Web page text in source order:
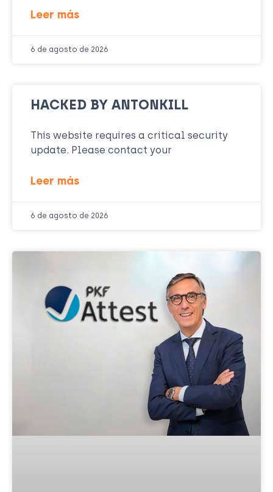
Leer más
6 de agosto de 2026
HACKED BY ANTONKILL
This website requires a critical security
update. Please contact your
Leer más
6 de agosto de 2026